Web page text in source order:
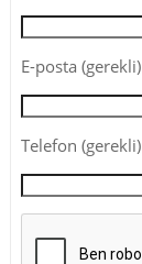
E-posta (gerekli)
Telefon (gerekli)